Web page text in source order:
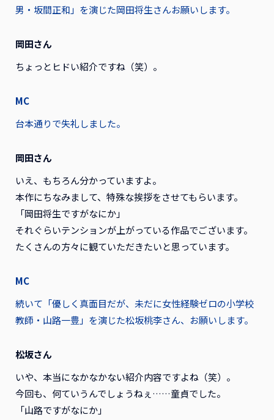
男・坂間正和」を演じた岡田将生さんお願いします。
岡田さん
ちょっとヒドい紹介ですね（笑）。
MC
台本通りで失礼しました。
岡田さん
いえ、もちろん分かっていますよ。
本作にちなみまして、特殊な挨拶をさせてもらいます。
「岡田将生ですがなにか」
それぐらいテンションが上がっている作品でございます。
たくさんの方々に観ていただきたいと思っています。
MC
続いて「優しく真面目だが、未だに女性経験ゼロの小学校
教師・山路一豊」を演じた松坂桃李さん、お願いします。
松坂さん
いや、本当になかなかない紹介内容ですよね（笑）。
今回も、何ていうんでしょうねぇ……童貞でした。
「山路ですがなにか」